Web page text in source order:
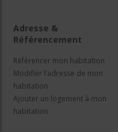
Adresse &
Référencement
Référencer mon habitation
Modifier l’adresse de mon
habitation
Ajouter un logement à mon
habitation